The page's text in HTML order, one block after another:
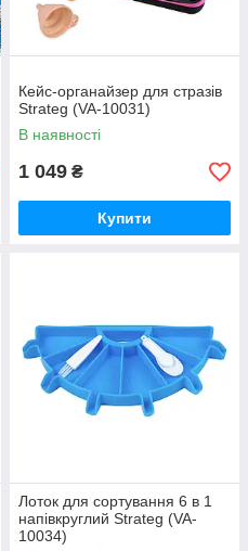
Кейс-органайзер для стразів
Strateg (VA-10031)
В наявності
1 049 ₴
Купити
Лоток для сортування 6 в 1
напівкруглий Strateg (VA-
10034)